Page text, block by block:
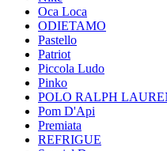
Oca Loca
ODIETAMO
Pastello
Patriot
Piccola Ludo
Pinko
POLO RALPH
Pom D'Api
Premiata
REFRIGUE